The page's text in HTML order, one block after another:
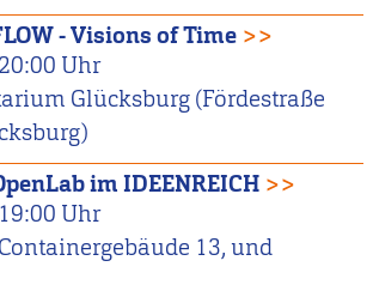
- Visions of Time >>
Uhr
Glücksburg (Fördestraße
im IDEENREICH >>
19:00 Uhr
13, und